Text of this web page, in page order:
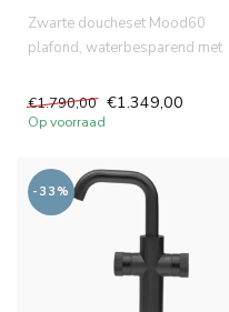
Zwarte doucheset Mood60
plafond, waterbesparend met
hoofddou...
€1.790,00 €1.349,00
Op voorraad
-33%